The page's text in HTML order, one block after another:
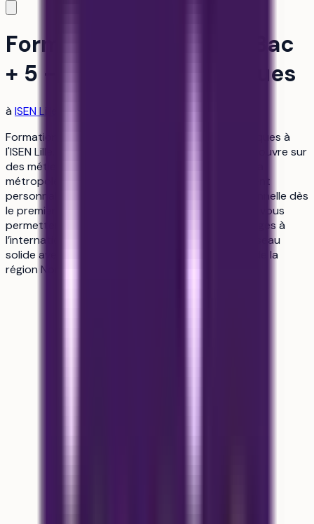
Formation d'ingénieur Bac
+ 5 - Bacs Technologiques
à ISEN Lille
Formation d'ingénieur Bac + 5 en Bacs Technologiques à
l'ISEN Lille. Vous préparez un diplôme reconnu qui ouvre sur
des métiers de l’ingénierie et du numérique dans la
métropole lilloise. L'école offre un accompagnement
personnalisé, favorisant votre insertion professionnelle dès
le premier semestre. Des partenariats européens vous
permettent d'envisager des stages ou des échanges à
l’international. Vous bénéficiez également d’un réseau
solide avec les pôles universitaires et industriels de la
région Nord.